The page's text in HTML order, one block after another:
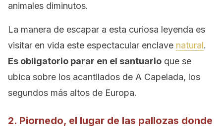
animales diminutos.
La manera de escapar a esta curiosa leyenda es
visitar en vida este espectacular enclave natural.
Es obligatorio parar en el santuario que se
ubica sobre los acantilados de A Capelada, los
segundos más altos de Europa.
2. Piornedo, el lugar de las pallozas donde